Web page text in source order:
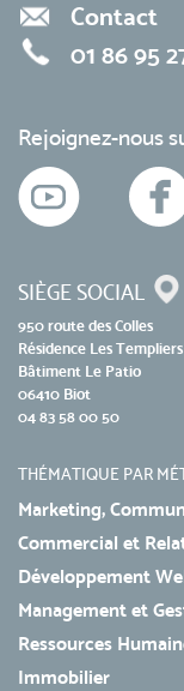
Contact
01 86 95
Rejoignez-nous
SIÈGE SOCIAL
950 route des Colles
Résidence Les Templiers
Bâtiment Le Patio
06410 Biot
04 83 58 00 50
THÉMATIQUE PAR
Marketing,
Commercial et
Développement
Management et
Ressources
Immobilier